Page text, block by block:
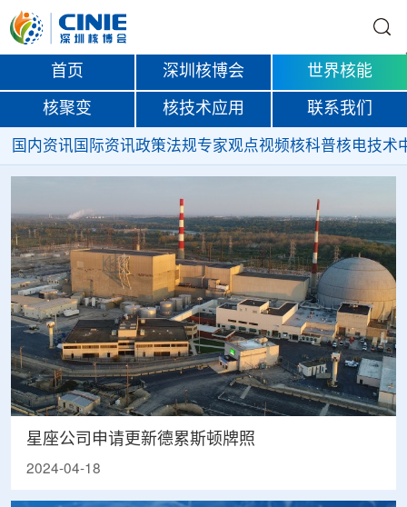
首页 深圳核博会 世界核能
核聚变 核技术应用 联系我们
国内资讯 国际资讯政策法规专家观点视频核科普核电技术
星座公司申请更新德累斯顿牌照
2024-04-18